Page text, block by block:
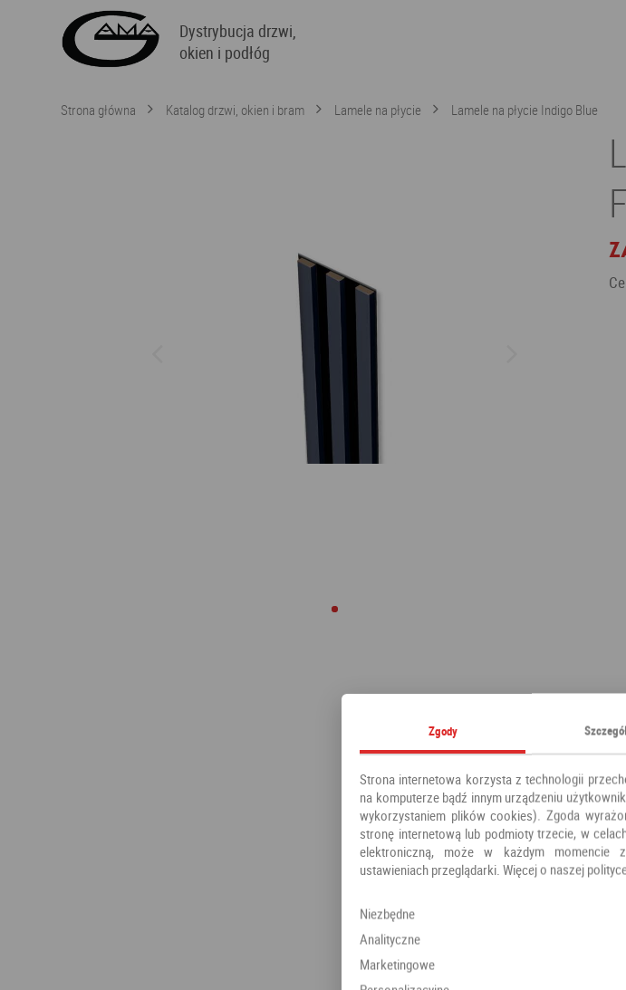
Dystrybucja drzwi,
okien i podłóg
Strona główna Katalog drzwi, okien i bram Lamele na płycie Lamele na płycie Indigo Blue
Zgody
Strona internetowa korzysta z technologii
na komputerze bądź innym urządzeniu
wykorzystaniem plików cookies). Zgoda
stronę internetową lub podmioty trzecie, w
elektroniczną, może w każdym momencie
ustawieniach przeglądarki. Więcej o naszej
Niezbędne
Analityczne
Marketingowe